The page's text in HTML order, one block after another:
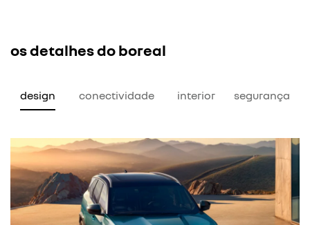
os detalhes do boreal
design conectividade interior segurança